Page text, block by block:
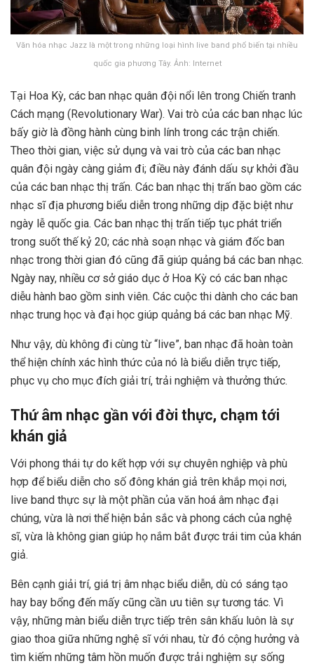
Văn hóa nhạc Jazz là một trong những loại hình live band phổ biến tại nhiều
quốc gia phương Tây. Ảnh: Internet
Tại Hoa Kỳ, các ban nhạc quân đội nổi lên trong Chiến tranh
Cách mạng (Revolutionary War). Vai trò của các ban nhạc lúc
bấy giờ là đồng hành cùng binh lính trong các trận chiến.
Theo thời gian, việc sử dụng và vai trò của các ban nhạc
quân đội ngày càng giảm đi; điều này đánh dấu sự khởi đầu
của các ban nhạc thị trấn. Các ban nhạc thị trấn bao gồm các
nhạc sĩ địa phương biểu diễn trong những dịp đặc biệt như
ngày lễ quốc gia. Các ban nhạc thị trấn tiếp tục phát triển
trong suốt thế kỷ 20; các nhà soạn nhạc và giám đốc ban
nhạc trong thời gian đó cũng đã giúp quảng bá các ban nhạc.
Ngày nay, nhiều cơ sở giáo dục ở Hoa Kỳ có các ban nhạc
diễu hành bao gồm sinh viên. Các cuộc thi dành cho các ban
nhạc trung học và đại học giúp quảng bá các ban nhạc Mỹ.
Như vậy, dù không đi cùng từ “live”, ban nhạc đã hoàn toàn
thể hiện chính xác hình thức của nó là biểu diễn trực tiếp,
phục vụ cho mục đích giải trí, trải nghiệm và thưởng thức.
Thứ âm nhạc gần với đời thực, chạm tới
khán giả
Với phong thái tự do kết hợp với sự chuyên nghiệp và phù
hợp để biểu diễn cho số đông khán giả trên khắp mọi nơi,
live band thực sự là một phần của văn hoá âm nhạc đại
chúng, vừa là nơi thể hiện bản sắc và phong cách của nghệ
sĩ, vừa là không gian giúp họ nắm bắt được trái tim của khán
giả.
Bên cạnh giải trí, giá trị âm nhạc biểu diễn, dù có sáng tạo
hay bay bổng đến mấy cũng cần ưu tiên sự tương tác. Vì
vậy, những màn biểu diễn trực tiếp trên sân khấu luôn là sự
giao thoa giữa những nghệ sĩ với nhau, từ đó cộng hưởng và
tìm kiếm những tâm hồn muốn được trải nghiệm sự sống